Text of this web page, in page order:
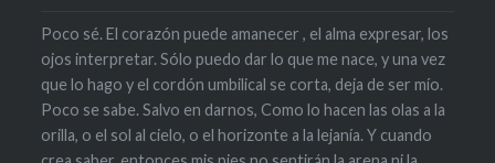
Poco sé. El corazón puede amanecer , el alma expresar, los
ojos interpretar. Sólo puedo dar lo que me nace, y una vez
que lo hago y el cordón umbilical se corta, deja de ser mío.
Poco se sabe. Salvo en darnos, Como lo hacen las olas a la
orilla, o el sol al cielo, o el horizonte a la lejanía. Y cuando